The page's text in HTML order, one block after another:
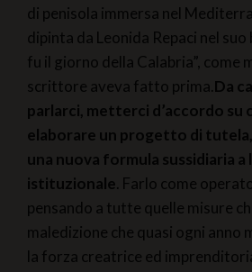
di penisola immersa nel
dipinta da Leonida Repaci nel
fu il giorno della Calabria”, come
scrittore aveva fatto prima.Da
parlarci, metterci d’accordo su
elaborare un progetto di
una nuova formula sussidiaria a
istituzionale. Farlo come
pensando a tutte quelle misure
maledizione che quasi ogni anno
la forza creatrice ed